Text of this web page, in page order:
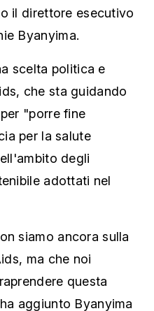
il direttore esecutivo
Byanyima.
scelta politica e
che sta guidando
"porre fine
per la salute
degli
adottati nel
siamo ancora sulla
ma che noi
questa
aggiunto Byanyima